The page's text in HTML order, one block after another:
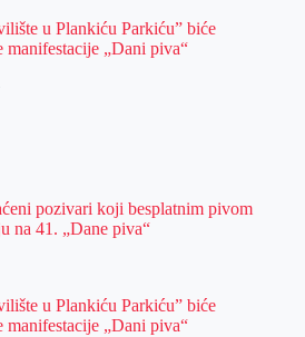
u Plankiću Parkiću” biće
manifestacije „Dani piva“
pozivari koji besplatnim pivom
na 41. „Dane piva“
u Plankiću Parkiću” biće
manifestacije „Dani piva“